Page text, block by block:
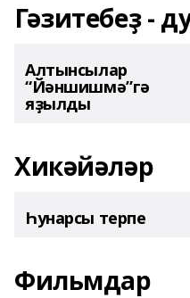
Гәзитебеҙ -
Алтынсылар
“Йәншишмә”гә
яҙылды
Хикәйәләр
Һунарсы терпе
Фильмдар